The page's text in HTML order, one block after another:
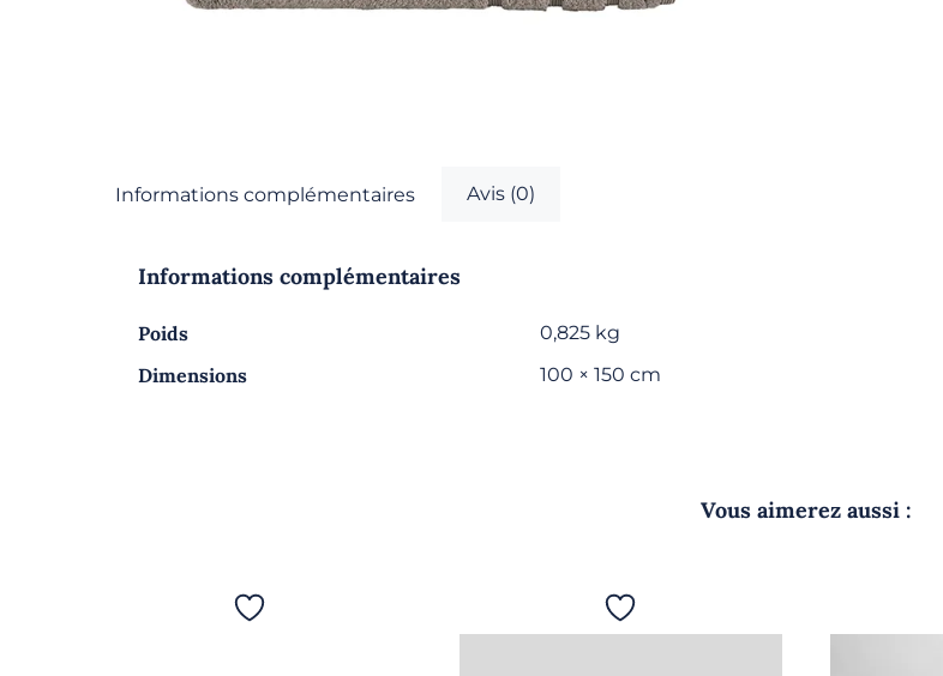
Informations complémentaires Avis (0)
Informations complémentaires
Poids 0,825 kg
Dimensions 100 × 150 cm
Vous aimerez aussi :